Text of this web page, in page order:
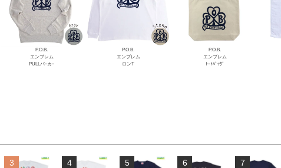
P.O.B.
エンブレム
PULLパｰカｰ
P.O.B.
エンブレム
ロンT
P.O.B.
エンブレム
ﾄｰﾄﾊﾞｯｸﾞ
3 4 5 6 7